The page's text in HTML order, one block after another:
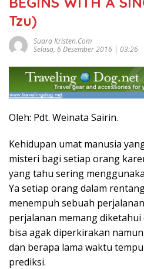
Tzu)
Suara Kristen.com
Selasa, 6 Desember 2016 | 03:26
Oleh: Pdt. Weinata Sairin.
Kehidupan umat manusia
misteri bagi setiap orang
yang tahu sering
Ya setiap orang dalam
menempuh sebuah
perjalanan memang
bisa agak diperkirakan
dan berapa lama waktu
prediksi.